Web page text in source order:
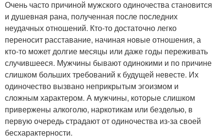
Очень часто причиной мужского одиночества становится
и душевная рана, полученная после последних
неудачных отношений. Кто-то достаточно легко
переносит расставание, начиная новые отношения, а
кто-то может долгие месяцы или даже годы переживать
случившееся. Мужчины бывают одинокими и по причине
слишком больших требований к будущей невесте. Их
одиночество вызвано неприкрытым эгоизмом и
сложным характером. А мужчины, которые слишком
привержены алкоголю, наркотикам или безделью, в
первую очередь страдают от одиночества из-за своей
бесхарактерности.